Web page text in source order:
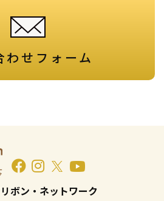
わせフォーム
ボン・ネットワーク